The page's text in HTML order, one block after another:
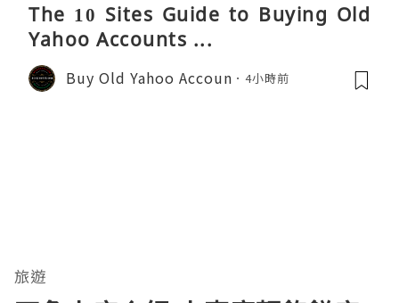
The 10 Sites Guide to Buying Old
Yahoo Accounts ...
Buy Old Yahoo Accoun 4小時前
旅遊